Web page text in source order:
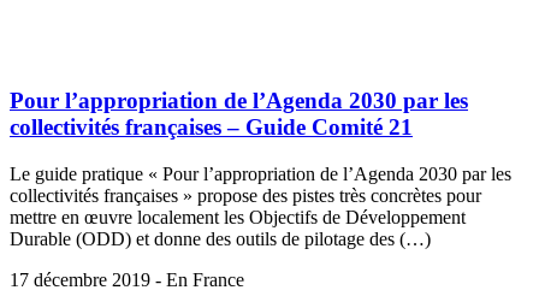
Pour l’appropriation de l’Agenda 2030 par les
collectivités françaises – Guide Comité 21
Le guide pratique « Pour l’appropriation de l’Agenda 2030 par les
collectivités françaises » propose des pistes très concrètes pour
mettre en œuvre localement les Objectifs de Développement
Durable (ODD) et donne des outils de pilotage des (…)
17 décembre 2019 - En France